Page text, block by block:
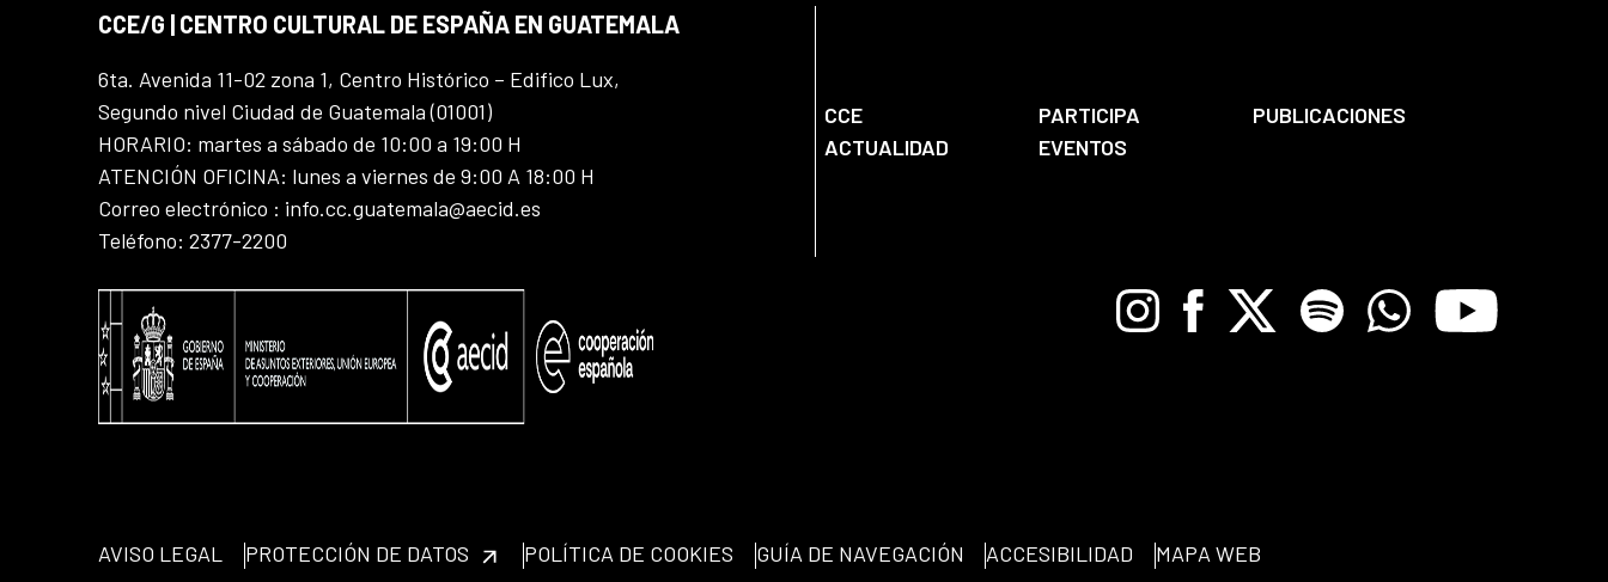
CCE/G | CENTRO CULTURAL DE ESPAÑA EN GUATEMALA
6ta. Avenida 11-02 zona 1, Centro Histórico – Edifico Lux,
Segundo nivel Ciudad de Guatemala (01001)
HORARIO: martes a sábado de 10:00 a 19:00 H
ATENCIÓN OFICINA: lunes a viernes de 9:00 A 18:00 H
Correo electrónico : info.cc.guatemala@aecid.es
Teléfono: 2377-2200
CCE PARTICIPA
PUBLICACIONES
ACTUALIDAD
EVENTOS
InstagramFacebook
X Spotify WhatsappYoutube
AVISO LEGAL PROTECCIÓN DE DATOS POLÍTICA DE COOKIES GUÍA DE NAVEGACIÓN ACCESIBILIDAD MAPA WEB